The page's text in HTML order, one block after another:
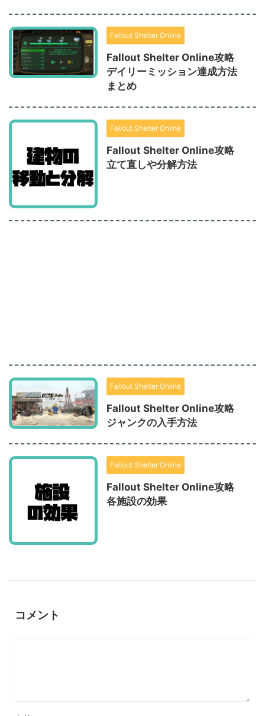
Fallout Shelter Online
Fallout Shelter Online攻略
デイリーミッション達成方法
まとめ
Fallout Shelter Online
Fallout Shelter Online攻略
立て直しや分解方法
Fallout Shelter Online
Fallout Shelter Online攻略
ジャンクの入手方法
Fallout Shelter Online
Fallout Shelter Online攻略
各施設の効果
コメント